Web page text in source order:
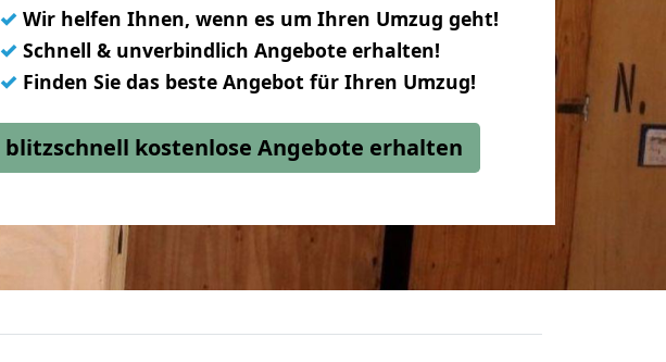
✓ Wir helfen Ihnen, wenn es um Ihren Umzug geht!
✓ Schnell & unverbindlich Angebote erhalten!
✓ Finden Sie das beste Angebot für Ihren Umzug!
blitzschnell kostenlose Angebote erhalten